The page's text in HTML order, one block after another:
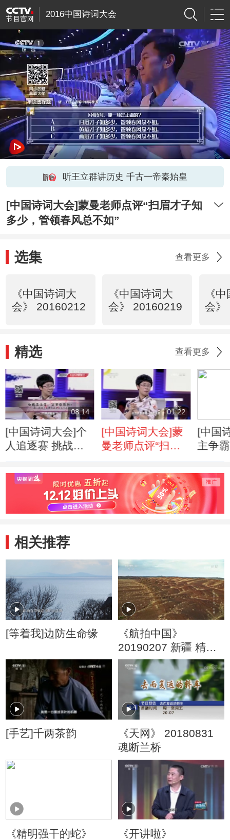
2016中国诗词大会
听王立群讲历史 千古一帝秦始皇
[中国诗词大会]蒙曼老师点评“扫眉才子知
多少，管领春风总不如”
选集 查看更多
《中国诗词大
会》 20160212
《中国诗词大
会》 20160219
《
会》
精选 查看更多
08:14
[中国诗词大会]个
人追逐赛 挑战
01:22
[中国诗词大会]蒙
曼老师点评“扫眉
春风总不如”
[中国
主争
相关推荐
[等着我]边防生命缘
《航拍中国》
20190207 新疆 精编
版
[手艺]千两茶韵
《天网》 20180831
魂断兰桥
《精明强干的蛇》
《开讲啦》